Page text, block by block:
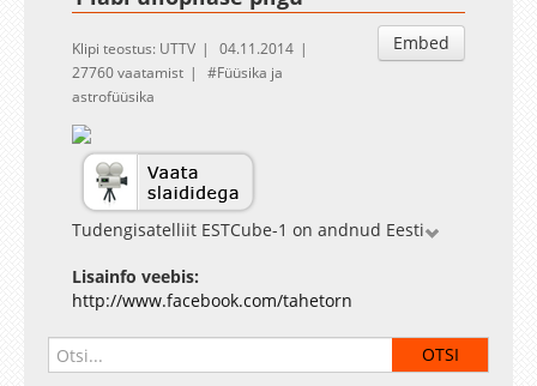
Embed
Klipi teostus: UTTV
04.11.2014
27760 vaatamist
Füüsika ja
astrofüüsika
Tudengisatelliit ESTCube-1 on andnud Eesti
maailmatasemel kosmosetehnoloogia projektis
ning kogeda omal nahal, mida tähendab
Satelliidiarendus on andnud tudengitele
unikaalse "käed külge" kogemuse satelliidi
Lisainfo veebis:
http://www.facebook.com/tahetorn